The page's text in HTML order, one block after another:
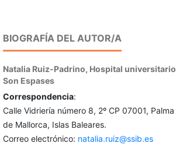
BIOGRAFÍA DEL AUTOR/A
Natalia Ruiz-Padrino, Hospital universitario
Son Espases
Correspondencia:
Calle Vidriería número 8, 2º CP 07001, Palma
de Mallorca, Islas Baleares.
Correo electrónico: natalia.ruiz@ssib.es